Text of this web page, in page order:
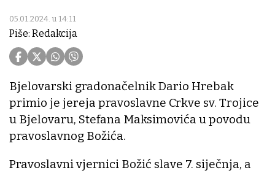
05.01.2024. u 14:11
Piše: Redakcija
Bjelovarski gradonačelnik Dario Hrebak
primio je jereja pravoslavne Crkve sv. Trojice
u Bjelovaru, Stefana Maksimovića u povodu
pravoslavnog Božića.
Pravoslavni vjernici Božić slave 7. siječnja, a